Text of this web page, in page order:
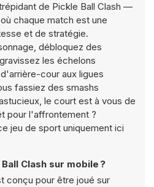
de Pickle Ball Clash —
chaque match est une
et de stratégie.
débloquez des
les échelons
cour aux ligues
fassiez des smashs
le court est à vous de
pour l'affrontement ?
jeu de sport uniquement ici
Clash sur mobile ?
conçu pour être joué sur